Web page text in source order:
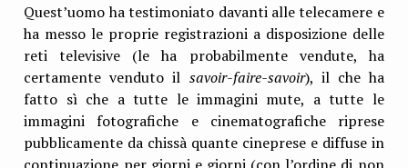
Quest’uomo ha testimoniato davanti alle telecamere e
ha messo le proprie registrazioni a disposizione delle
reti televisive (le ha probabilmente vendute, ha
certamente venduto il savoir-faire-savoir), il che ha
fatto sì che a tutte le immagini mute, a tutte le
immagini fotografiche e cinematografiche riprese
pubblicamente da chissà quante cineprese e diffuse in